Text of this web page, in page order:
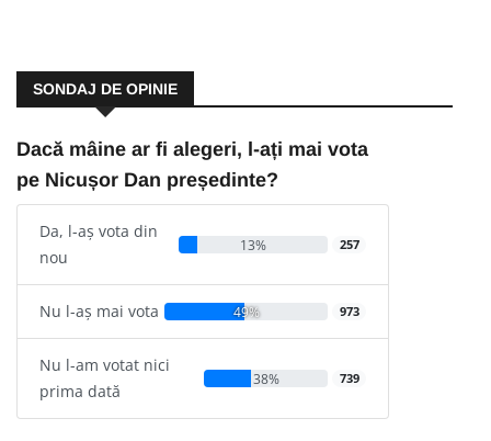
SONDAJ DE OPINIE
Dacă mâine ar fi alegeri, l-ați mai vota
pe Nicușor Dan președinte?
Da, l-aș vota din
nou
13% 257
Nu l-aș mai vota 49% 973
Nu l-am votat nici
prima dată
38% 739